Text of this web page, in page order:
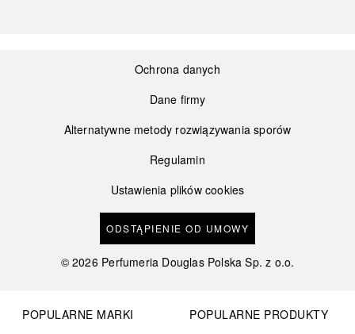
Ochrona danych
Dane firmy
Alternatywne metody rozwiązywania sporów
Regulamin
Ustawienia plików cookies
ODSTĄPIENIE OD UMOWY
©2026 Perfumeria Douglas Polska Sp. z o.o.
POPULARNE MARKI
POPULARNE PRODUKTY